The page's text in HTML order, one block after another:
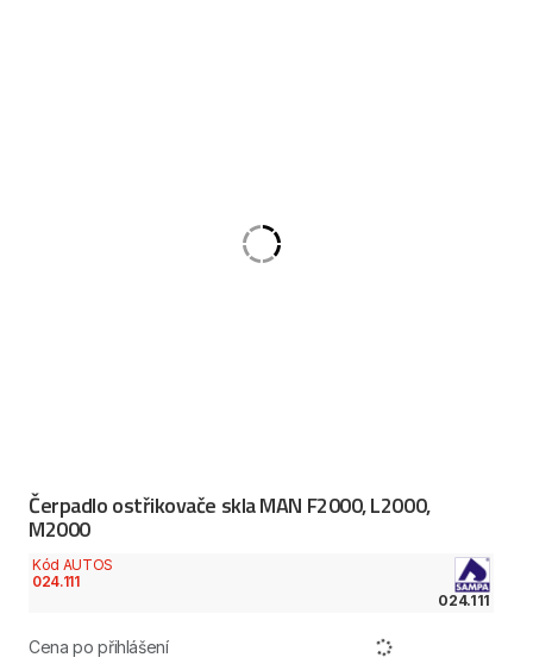
Čerpadlo ostřikovače skla MAN F2000, L2000,
M2000
Kód AUTOS
024.111
024.111
Cena po přihlášení